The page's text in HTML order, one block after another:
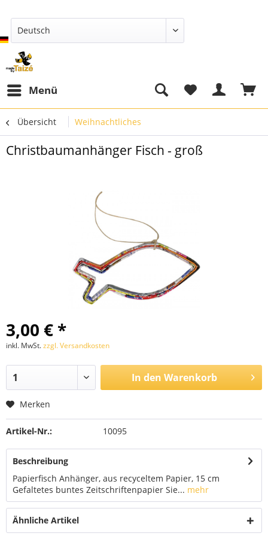
Deutsch
Menü
Übersicht Weihnachtliches
Christbaumanhänger Fisch - groß
3,00 € *
inkl. MwSt.zzgl. Versandkosten
In den Warenkorb
Merken
Artikel-Nr.: 10095
Beschreibung
Papierfisch Anhänger, aus recyceltem Papier, 15 cm
Gefaltetes buntes Zeitschriftenpapier Sie... mehr
Ähnliche Artikel